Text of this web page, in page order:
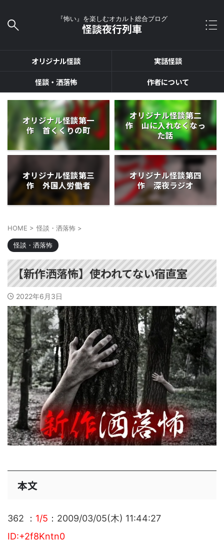
『怖い』を楽しむオカルト総合ブログ
怪談夜行列車
オリジナル怪談
実話怪談
怪談・洒落怖
作者について
オリジナル怪談第一
作 首くくりの町
オリジナル怪談第二
作 山に入れなくなっ
た話
オリジナル怪談第三
作 外国人労働者
オリジナル怪談第四
作 深夜ラジオ
HOME > 怪談・洒落怖 >
怪談・洒落怖
【新作洒落怖】使われてない宿直室
2022年6月3日
本文
362 ： 1/5 ：2009/03/05(木) 11:44:27
ID:+2f8Kntn0